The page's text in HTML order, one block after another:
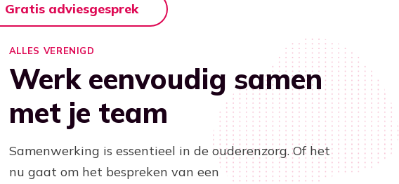
Gratis adviesgesprek
ALLES VERENIGD
Werk eenvoudig samen
met je team
Samenwerking is essentieel in de ouderenzorg. Of het
nu gaat om het bespreken van een